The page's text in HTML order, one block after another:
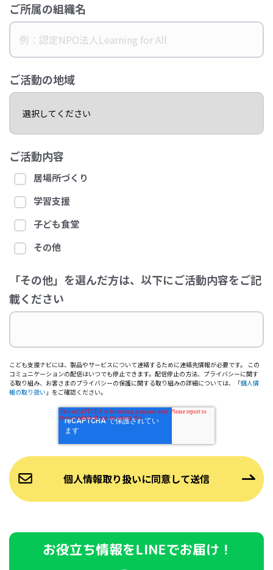
ご所属の組織名
ご活動の地域
ご活動内容
居場所づくり
学習支援
子ども食堂
その他
「その他」を選んだ方は、以下にご活動内容をご記
載ください
こども支援ナビには、製品やサービスについて連絡するために連絡先情報が必要です。 この
コミュニケーションの配信はいつでも停止できます。配信停止の方法、プライバシーに関す
る取り組み、お客さまのプライバシーの保護に関する取り組みの詳細については、「個人情
報の取り扱い 」をご確認ください。